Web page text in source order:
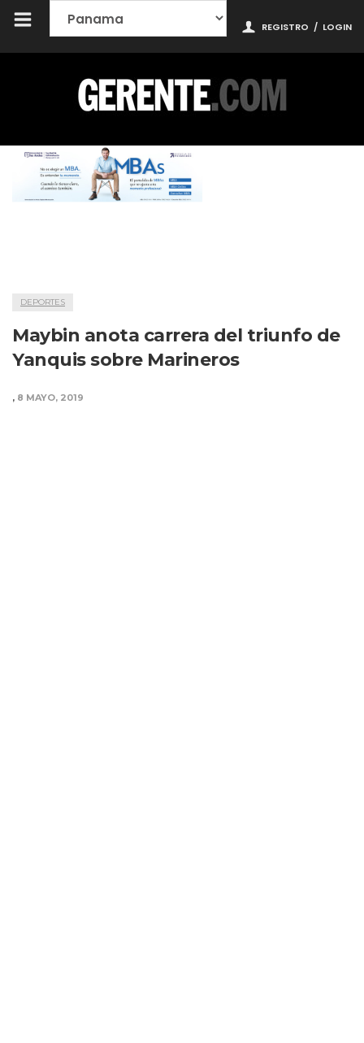
REGISTRO / LOGIN
DEPORTES
Maybin anota carrera del triunfo de
Yanquis sobre Marineros
, 8 MAYO, 2019